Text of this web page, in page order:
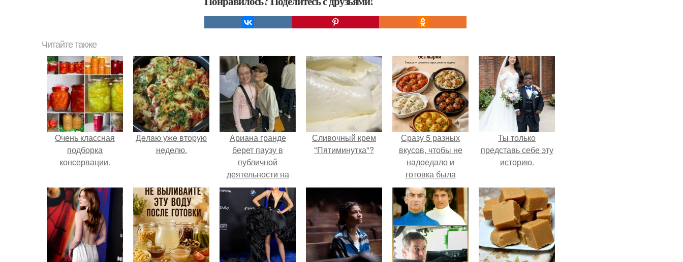
Читайте также
Очень классная
подборка
консервации.
Дeлaю yжe втopую
нeдeлю.
Ариана гранде
берет паузу в
публичной
деятельности на
фоне слухов о
своем здоровье.
Сливочный крем
"Пятиминутка"?
Сразу 5 разных
вкусов, чтобы не
надоедало и
готовка была
проще.
Ты только
представь себе эту
историю.